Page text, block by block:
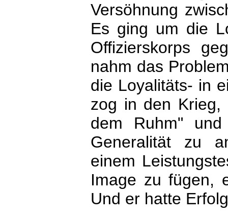
Versöhnung
Es ging um die
Offizierskorps
nahm das
die Loyalitäts- in
zog in den Krieg,
dem Ruhm"
Generalität zu
einem
Image zu fügen,
Und er hatte